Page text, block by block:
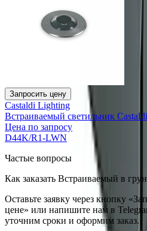
Запросить цену
Castaldi Lighting
Встраиваемый светильник
Цена по запросу
D44K/R1-LWN
Частые вопросы
Как заказать Встраиваемый в
Оставьте заявку через кнопку
цене» или напишите нам в
уточним сроки и оформим заказ.